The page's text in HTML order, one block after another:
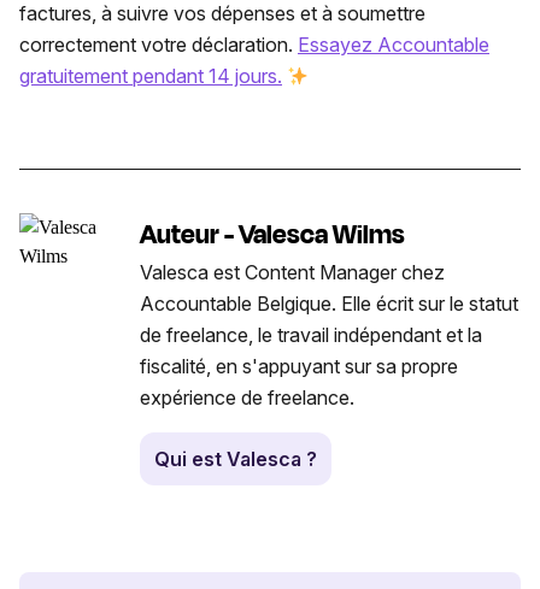
factures, à suivre vos dépenses et à soumettre
correctement votre déclaration. Essayez Accountable
gratuitement pendant 14 jours.
Auteur - Valesca Wilms
Valesca est Content Manager chez
Accountable Belgique. Elle écrit sur le statut
de freelance, le travail indépendant et la
fiscalité, en s'appuyant sur sa propre
expérience de freelance.
Qui est Valesca ?